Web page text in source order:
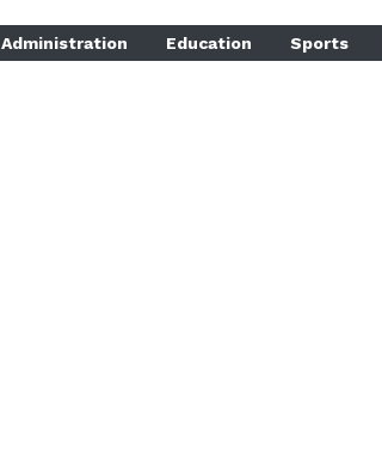
Administration Education Sports